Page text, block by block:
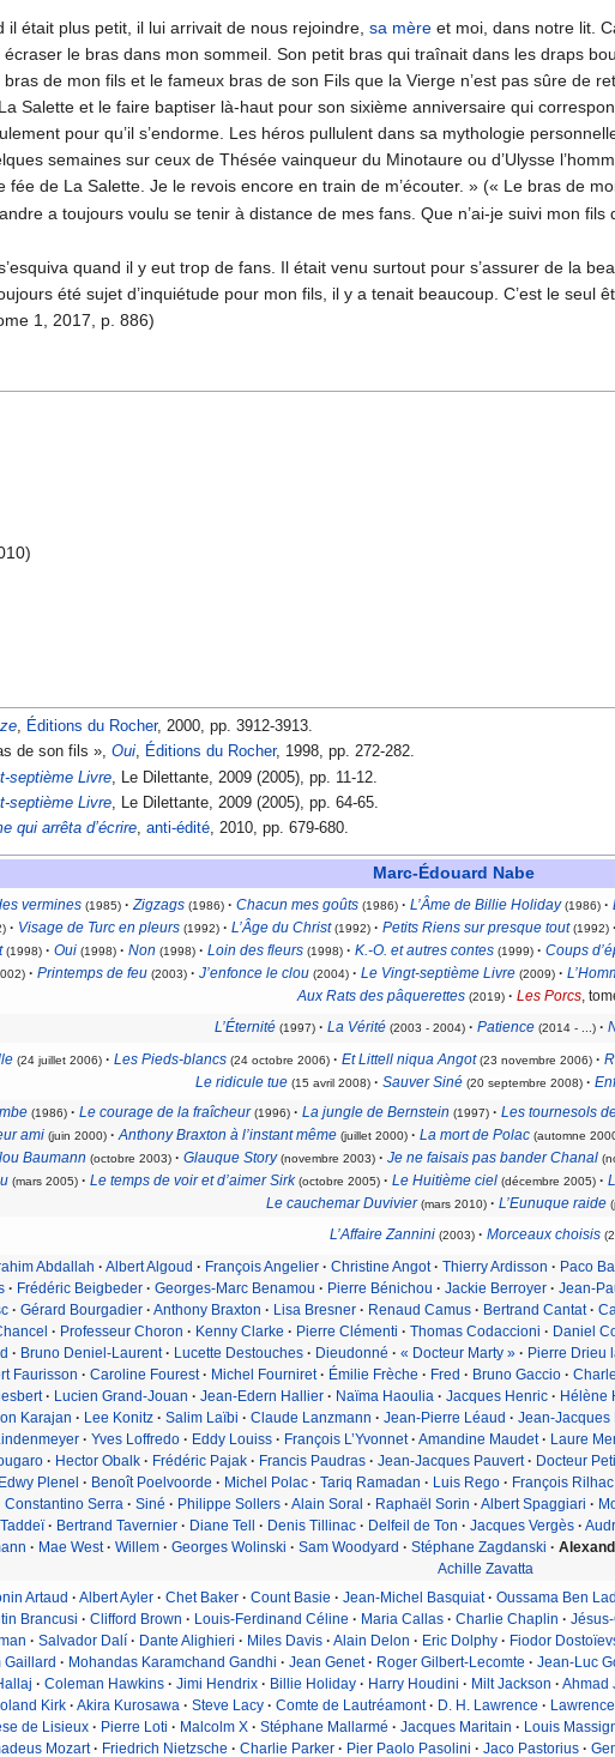
il était plus petit, il lui arrivait de nous rejoindre,sa mère et moi, dans notre lit.
le bras dans mon sommeil. Son petit bras qui traînait dans les draps
bras de mon fils et le fameux bras de son Fils que la Vierge n’est pas sûre de
Salette et le faire baptiser là-haut pour son sixième anniversaire qui
pour qu’il s’endorme. Les héros pullulent dans sa mythologie
semaines sur ceux de Thésée vainqueur du Minotaure ou d’Ulysse
fée de La Salette. Je le revois encore en train de m’écouter. » (« Le bras de
a toujours voulu se tenir à distance de mes fans. Que n’ai-je suivi mon
quand il y eut trop de fans. Il était venu surtout pour s’assurer de la
été sujet d’inquiétude pour mon fils, il y a tenait beaucoup. C’est le seul
1, 2017, p. 886)
, Éditions du Rocher, 2000, pp. 3912-3913.
de son fils »,Oui, Éditions du Rocher, 1998, pp. 272-282.
septième Livre , Le Dilettante, 2009 (2005), pp. 11-12.
septième Livre , Le Dilettante, 2009 (2005), pp. 64-65.
qui arrêta d’écrire,anti-édité, 2010, pp. 679-680.
Marc-Édouard Nabe
vermines (1985) · Zigzags (1986) · Chacun mes goûts (1986) · L’Âme de Billie Holiday (1986) ·
· Visage de Turc en pleurs (1992) · L’Âge du Christ (1992) · Petits Riens sur presque tout (1992) ·
(1998) · Oui (1998) · Non (1998) · Loin des fleurs (1998) · K.-O. et autres contes (1999) · Coups
· Printemps de feu (2003) · J’enfonce le clou (2004) · Le Vingt-septième Livre (2009) ·
Aux Rats des pâquerettes (2019) · Les Porcs,
L’Éternité (1997) · La Vérité (2003 - 2004) · Patience (2014 - ...) ·
(24 juillet 2006) · Les Pieds-blancs (24 octobre 2006) · Et Littell niqua Angot (23 novembre 2006) ·
Le ridicule tue (15 avril 2008) · Sauver Siné (20 septembre 2008) ·
(1986) · Le courage de la fraîcheur (1996) · La jungle de Bernstein (1997) · Les tournesols
ami (juin 2000) · Anthony Braxton à l’instant même (juillet 2000) · La mort de Polac (automne
Baumann (octobre 2003) · Glauque Story (novembre 2003) · Je ne faisais pas bander Chanal
(mars 2005) · Le temps de voir et d’aimer Sirk (octobre 2005) · Le Huitième ciel (décembre 2005) ·
Le cauchemar Duvivier (mars 2010) · L’Eunuque raide
L’Affaire Zannini (2003) · Morceaux choisis
Abdallah · Albert Algoud · François Angelier · Christine Angot · Thierry Ardisson · Paco
· Frédéric Beigbeder · Georges-Marc Benamou · Pierre Bénichou · Jackie Berroyer · Jean-
· Gérard Bourgadier · Anthony Braxton · Lisa Bresner · Renaud Camus · Bertrand Cantat ·
· Professeur Choron · Kenny Clarke · Pierre Clémenti · Thomas Codaccioni · Daniel
· Bruno Deniel-Laurent · Lucette Destouches · Dieudonné · « Docteur Marty » · Pierre Drieu
Faurisson · Caroline Fourest · Michel Fourniret · Émilie Frèche · Fred · Bruno Gaccio ·
· Lucien Grand-Jouan · Jean-Edern Hallier · Naïma Haoulia · Jacques Henric · Hélène
Karajan · Lee Konitz · Salim Laïbi · Claude Lanzmann · Jean-Pierre Léaud · Jean-Jacques
· Yves Loffredo · Eddy Louiss · François L’Yvonnet · Amandine Maudet · Laure
· Hector Obalk · Frédéric Pajak · Francis Paudras · Jean-Jacques Pauvert · Docteur
Edwy Plenel · Benoît Poelvoorde · Michel Polac · Tariq Ramadan · Luis Rego · François Rilhac
Constantino Serra · Siné · Philippe Sollers · Alain Soral · Raphaël Sorin · Albert Spaggiari ·
· Bertrand Tavernier · Diane Tell · Denis Tillinac · Delfeil de Ton · Jacques Vergès ·
· Mae West · Willem · Georges Wolinski · Sam Woodyard · Stéphane Zagdanski ·
Achille Zavatta
Artaud · Albert Ayler · Chet Baker · Count Basie · Jean-Michel Basquiat · Oussama Ben
Brancusi · Clifford Brown · Louis-Ferdinand Céline · Maria Callas · Charlie Chaplin ·
· Salvador Dalí · Dante Alighieri · Miles Davis · Alain Delon · Eric Dolphy · Fiodor
Gaillard · Mohandas Karamchand Gandhi · Jean Genet · Roger Gilbert-Lecomte · Jean-Luc
· Coleman Hawkins · Jimi Hendrix · Billie Holiday · Harry Houdini · Milt Jackson · Ahmad
Kirk · Akira Kurosawa · Steve Lacy · Comte de Lautréamont · D. H. Lawrence ·
de Lisieux · Pierre Loti · Malcolm X · Stéphane Mallarmé · Jacques Maritain · Louis
Mozart · Friedrich Nietzsche · Charlie Parker · Pier Paolo Pasolini · Jaco Pastorius ·